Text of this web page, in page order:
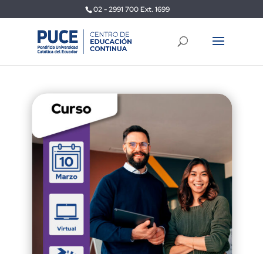
02 - 2991 700 Ext. 1699